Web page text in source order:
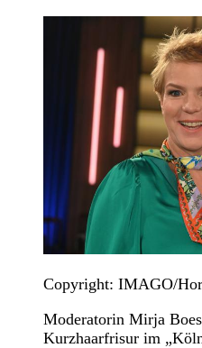
Copyright: IMAGO/
Moderatorin Mirja
Kurzhaarfrisur im